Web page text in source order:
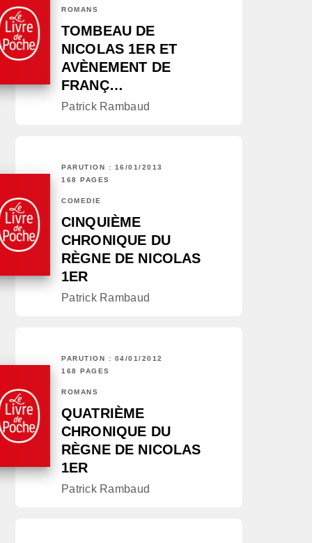
ROMANS
TOMBEAU DE
NICOLAS 1ER ET
AVÈNEMENT DE
FRANÇ…
Patrick Rambaud
PARUTION : 16/01/2013
168 PAGES
COMÉDIE
CINQUIÈME
CHRONIQUE DU
RÈGNE DE NICOLAS
1ER
Patrick Rambaud
PARUTION : 04/01/2012
168 PAGES
ROMANS
QUATRIÈME
CHRONIQUE DU
RÈGNE DE NICOLAS
1ER
Patrick Rambaud